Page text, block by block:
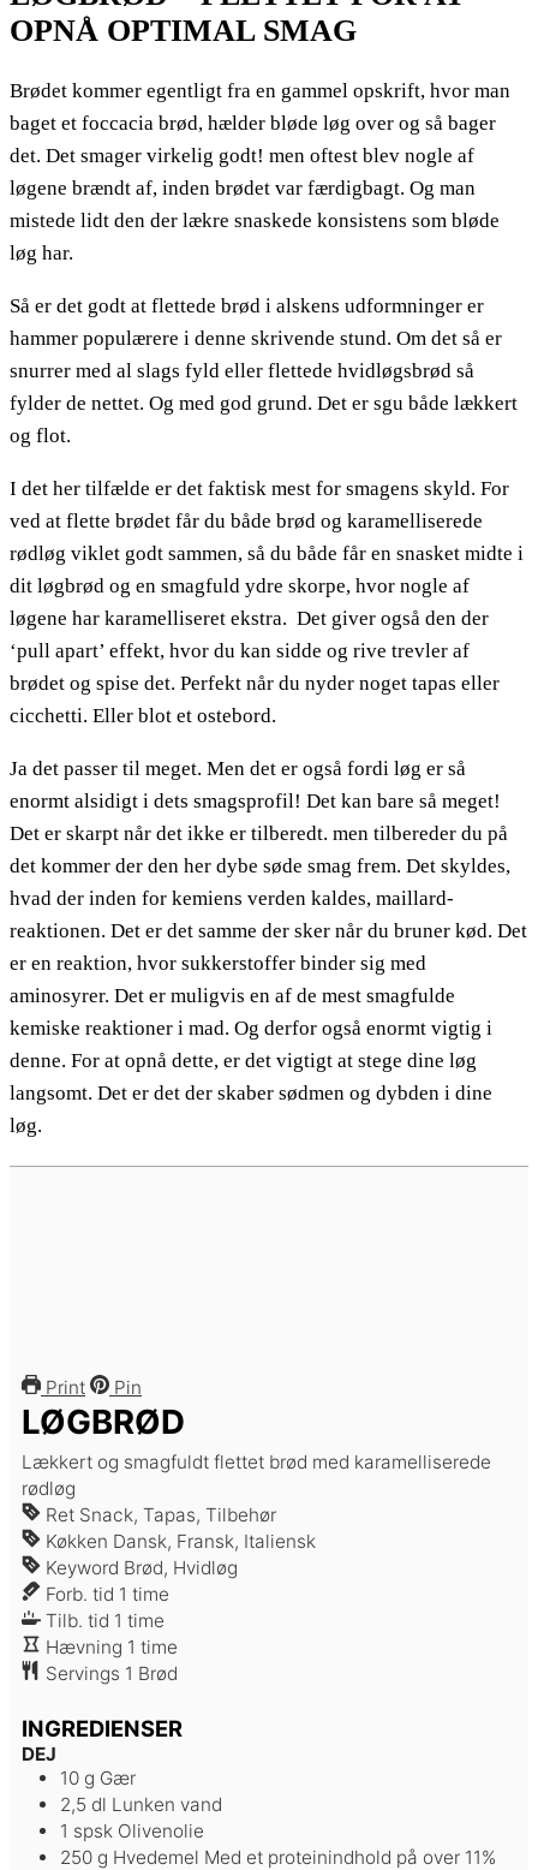
OPNÅ OPTIMAL SMAG
Brødet kommer egentligt fra en gammel opskrift, hvor man
baget et foccacia brød, hælder bløde løg over og så bager
det. Det smager virkelig godt! men oftest blev nogle af
løgene brændt af, inden brødet var færdigbagt. Og man
mistede lidt den der lækre snaskede konsistens som bløde
løg har.
Så er det godt at flettede brød i alskens udformninger er
hammer populærere i denne skrivende stund. Om det så er
snurrer med al slags fyld eller flettede hvidløgsbrød så
fylder de nettet. Og med god grund. Det er sgu både lækkert
og flot.
I det her tilfælde er det faktisk mest for smagens skyld. For
ved at flette brødet får du både brød og karamelliserede
rødløg viklet godt sammen, så du både får en snasket midte i
dit løgbrød og en smagfuld ydre skorpe, hvor nogle af
løgene har karamelliseret ekstra. Det giver også den der
‘pull apart’ effekt, hvor du kan sidde og rive trevler af
brødet og spise det. Perfekt når du nyder noget tapas eller
cicchetti. Eller blot et ostebord.
Ja det passer til meget. Men det er også fordi løg er så
enormt alsidigt i dets smagsprofil! Det kan bare så meget!
Det er skarpt når det ikke er tilberedt. men tilbereder du på
det kommer der den her dybe søde smag frem. Det skyldes,
hvad der inden for kemiens verden kaldes, maillard-
reaktionen. Det er det samme der sker når du bruner kød. Det
er en reaktion, hvor sukkerstoffer binder sig med
aminosyrer. Det er muligvis en af de mest smagfulde
kemiske reaktioner i mad. Og derfor også enormt vigtig i
denne. For at opnå dette, er det vigtigt at stege dine løg
langsomt. Det er det der skaber sødmen og dybden i dine
løg.
Print Pin
LØGBRØD
Lækkert og smagfuldt flettet brød med karamelliserede
rødløg
Ret Snack, Tapas, Tilbehør
Køkken Dansk, Fransk, Italiensk
Keyword Brød, Hvidløg
Forb. tid 1 time
time
Tilb. tid 1 time
time
Hævning 1 time
time
Servings 1 Brød
INGREDIENSER
DEJ
10 g Gær
2,5 dl Lunken vand
1 spsk Olivenolie
250 g Hvedemel Med et proteinindhold på over 11%